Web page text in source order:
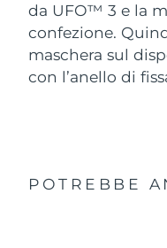
da UFO™ 3 e la
confezione.
maschera sul
con l’anello di
POTREBBE